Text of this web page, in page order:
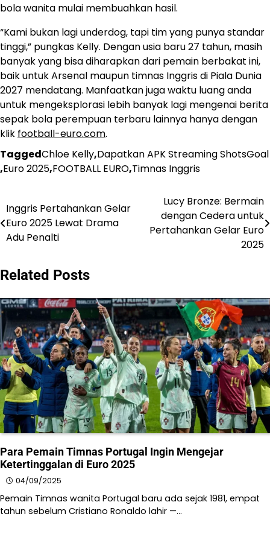
bola wanita mulai membuahkan hasil.
“Kami bukan lagi underdog, tapi tim yang punya standar
tinggi,” pungkas Kelly. Dengan usia baru 27 tahun, masih
banyak yang bisa diharapkan dari pemain berbakat ini,
baik untuk Arsenal maupun timnas Inggris di Piala Dunia
2027 mendatang. Manfaatkan juga waktu luang anda
untuk mengeksplorasi lebih banyak lagi mengenai berita
sepak bola perempuan terbaru lainnya hanya dengan
klik football-euro.com.
TaggedChloe Kelly,Dapatkan APK Streaming ShotsGoal
,Euro 2025,FOOTBALL EURO,Timnas Inggris
Post
navigation
Inggris Pertahankan Gelar
Euro 2025 Lewat Drama
Adu Penalti
Lucy Bronze: Bermain
dengan Cedera untuk
Pertahankan Gelar Euro
2025
Related Posts
Para Pemain Timnas Portugal Ingin Mengejar
Ketertinggalan di Euro 2025
04/09/2025
Pemain Timnas wanita Portugal baru ada sejak 1981, empat
tahun sebelum Cristiano Ronaldo lahir —…